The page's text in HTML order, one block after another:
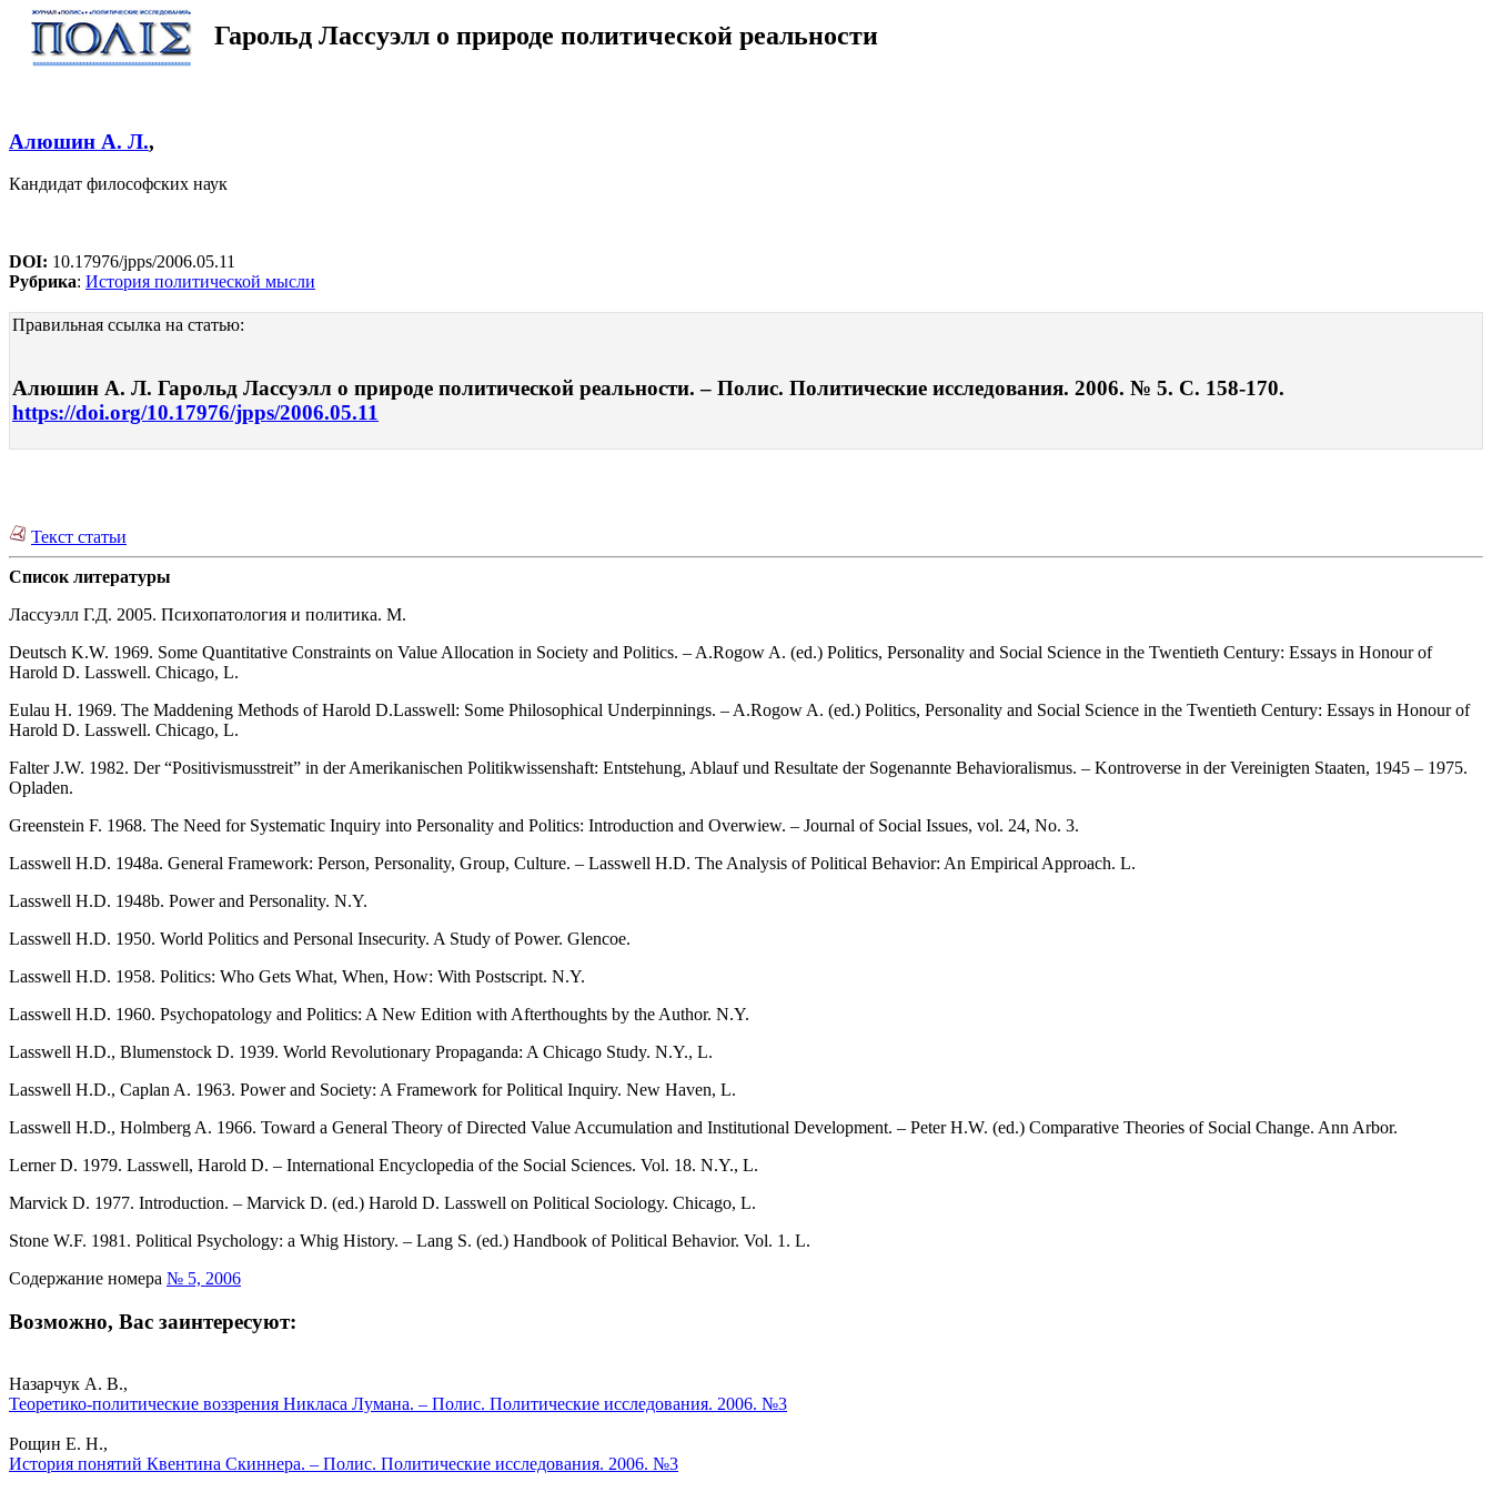
Гарольд Лассуэлл о природе политической реальности
Алюшин А. Л.,
Кандидат философских наук
DOI: 10.17976/jpps/2006.05.11
Рубрика: История политической мысли
Правильная ссылка на статью:
Алюшин А. Л. Гарольд Лассуэлл о природе политической реальности. – Полис. Политические исследования. 2006. № 5. С. 158-170.
https://doi.org/10.17976/jpps/2006.05.11
Текст статьи
Список литературы
Лассуэлл Г.Д. 2005. Психопатология и политика. М.
Deutsch K.W. 1969. Some Quantitative Constraints on Value Allocation in Society and Politics. – A.Rogow A. (ed.) Politics, Personality and Social Science in the Twentieth Century: Essays in Honour of
Harold D. Lasswell. Chicago, L.
Eulau H. 1969. The Maddening Methods of Harold D.Lasswell: Some Philosophical Underpinnings. – A.Rogow A. (ed.) Politics, Personality and Social Science in the Twentieth Century: Essays in Honour of
Harold D. Lasswell. Chicago, L.
Falter J.W. 1982. Der “Positivismusstreit” in der Amerikanischen Politikwissenshaft: Entstehung, Ablauf und Resultate der Sogenannte Behavioralismus. – Kontroverse in der Vereinigten Staaten, 1945 – 1975.
Opladen.
Greenstein F. 1968. The Need for Systematic Inquiry into Personality and Politics: Introduction and Overwiew. – Journal of Social Issues, vol. 24, No. 3.
Lasswell H.D. 1948a. General Framework: Person, Personality, Group, Culture. – Lasswell H.D. The Analysis of Political Behavior: An Empirical Approach. L.
Lasswell H.D. 1948b. Power and Personality. N.Y.
Lasswell H.D. 1950. World Politics and Personal Insecurity. A Study of Power. Glencoe.
Lasswell H.D. 1958. Politics: Who Gets What, When, How: With Postscript. N.Y.
Lasswell H.D. 1960. Psychopatology and Politics: A New Edition with Afterthoughts by the Author. N.Y.
Lasswell H.D., Blumenstock D. 1939. World Revolutionary Propaganda: A Chicago Study. N.Y., L.
Lasswell H.D., Caplan A. 1963. Power and Society: A Framework for Political Inquiry. New Haven, L.
Lasswell H.D., Holmberg A. 1966. Toward a General Theory of Directed Value Accumulation and Institutional Development. – Peter H.W. (ed.) Comparative Theories of Social Change. Ann Arbor.
Lerner D. 1979. Lasswell, Harold D. – International Encyclopedia of the Social Sciences. Vol. 18. N.Y., L.
Marvick D. 1977. Introduction. – Marvick D. (ed.) Harold D. Lasswell on Political Sociology. Chicago, L.
Stone W.F. 1981. Political Psychology: a Whig History. – Lang S. (ed.) Handbook of Political Behavior. Vol. 1. L.
Содержание номера № 5, 2006
Возможно, Вас заинтересуют:
Назарчук А. В.,
Теоретико-политические воззрения Никласа Лумана. – Полис. Политические исследования. 2006. №3
Рощин Е. Н.,
История понятий Квентина Скиннера. – Полис. Политические исследования. 2006. №3